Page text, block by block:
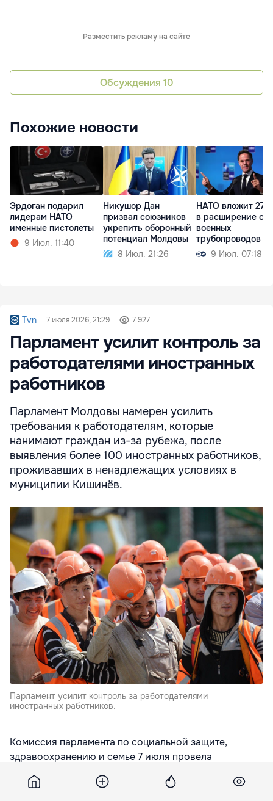
Разместить рекламу на сайте
Обсуждения 10
Похожие новости
Эрдоган подарил
лидерам НАТО
именные пистолеты
9 Июл. 11:40
Никушор Дан
призвал союзников
укрепить оборонный
потенциал Молдовы
8 Июл. 21:26
НАТО вложит 27
в расширение
военных
трубопроводов
9 Июл. 07:18
Tvn 7 июля 2026, 21:29 7 927
Парламент усилит контроль за
работодателями иностранных
работников
Парламент Молдовы намерен усилить
требования к работодателям, которые
нанимают граждан из-за рубежа, после
выявления более 100 иностранных работников,
проживавших в ненадлежащих условиях в
муниципии Кишинёв.
Парламент усилит контроль за работодателями
иностранных работников.
Комиссия парламента по социальной защите,
здравоохранению и семье 7 июля провела
публичные слушания по вопросу соблюдения прав и
условий проживания иностранных работников.